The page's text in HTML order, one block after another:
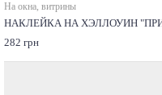
На окна, витрины
НАКЛЕЙКА НА ХЭЛЛОУИН
282 грн